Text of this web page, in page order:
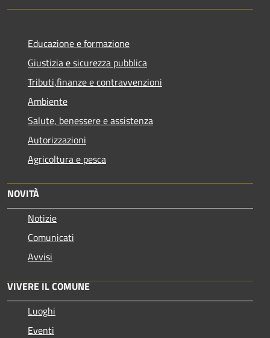
Educazione e formazione
Giustizia e sicurezza pubblica
Tributi,finanze e contravvenzioni
Ambiente
Salute, benessere e assistenza
Autorizzazioni
Agricoltura e pesca
NOVITÀ
Notizie
Comunicati
Avvisi
VIVERE IL COMUNE
Luoghi
Eventi